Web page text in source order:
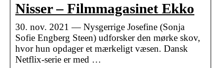
Nisser – Filmmagasinet Ekko
30. nov. 2021 — Nysgerrige Josefine (Sonja
Sofie Engberg Steen) udforsker den mørke skov,
hvor hun opdager et mærkeligt væsen. Dansk
Netflix-serie er med …